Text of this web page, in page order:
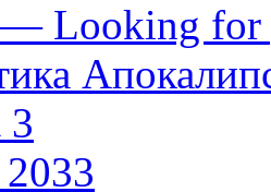
Looking for
3